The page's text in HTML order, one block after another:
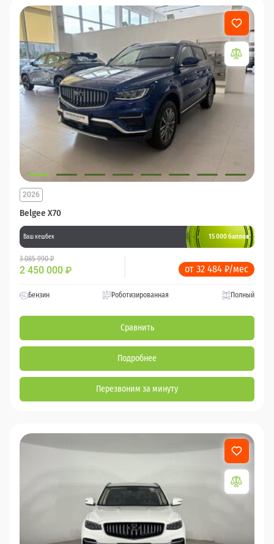
Belgee X70
2026
Ваш кешбек 15 000 баллов
3 085 990 ₽
2 450 000 ₽ от 32 484 ₽/мес
Бензин Роботизированная Полный
Сравнить
Подробнее
Перезвоним за минуту